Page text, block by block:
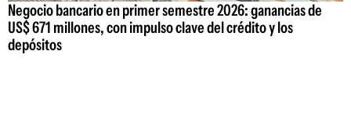
Negocio bancario en primer semestre 2026: ganancias de
US$ 671 millones, con impulso clave del crédito y los
depósitos